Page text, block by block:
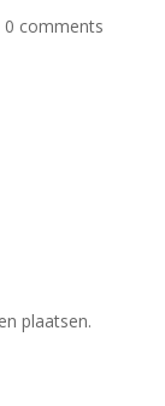
0 comments
plaatsen.